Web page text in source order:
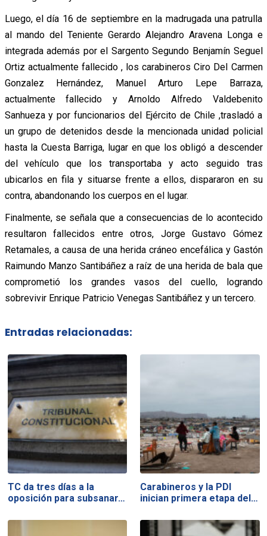
Luego, el día 16 de septiembre en la madrugada una patrulla
al mando del Teniente Gerardo Alejandro Aravena Longa e
integrada además por el Sargento Segundo Benjamín Seguel
Ortiz actualmente fallecido , los carabineros Ciro Del Carmen
Gonzalez Hernández, Manuel Arturo Lepe Barraza,
actualmente fallecido y Arnoldo Alfredo Valdebenito
Sanhueza y por funcionarios del Ejército de Chile ,trasladó a
un grupo de detenidos desde la mencionada unidad policial
hasta la Cuesta Barriga, lugar en que los obligó a descender
del vehículo que los transportaba y acto seguido tras
ubicarlos en fila y situarse frente a ellos, dispararon en su
contra, abandonando los cuerpos en el lugar.
Finalmente, se señala que a consecuencias de lo acontecido
resultaron fallecidos entre otros, Jorge Gustavo Gómez
Retamales, a causa de una herida cráneo encefálica y Gastón
Raimundo Manzo Santibáñez a raíz de una herida de bala que
comprometió los grandes vasos del cuello, logrando
sobrevivir Enrique Patricio Venegas Santibáñez y un tercero.
Entradas relacionadas:
TC da tres días a la
oposición para subsanar…
Carabineros y la PDI
inician primera etapa del…